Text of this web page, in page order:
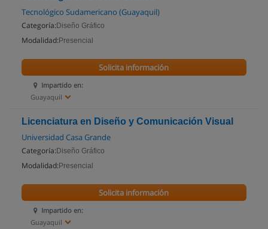
Tecnológico Sudamericano (Guayaquil)
Categoría: Diseño Gráfico
Modalidad: Presencial
Impartido en:
Guayaquil
Solicita información
Licenciatura en Diseño y Comunicación Visual
Universidad Casa Grande
Categoría: Diseño Gráfico
Modalidad: Presencial
Impartido en:
Guayaquil
Solicita información